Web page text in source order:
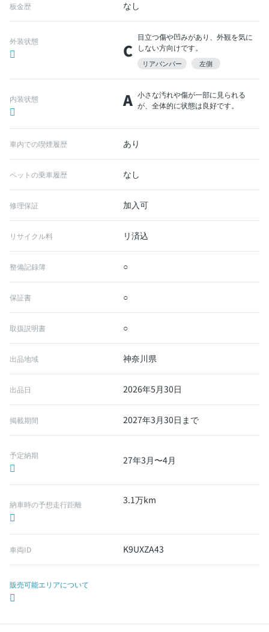
板金歴 なし
外装状態 C
目立つ傷や凹みがあり、外観を気に
しない方向けです。
リアバンパー 左側
内装状態 A 小さな汚れや傷が一部に見られる
が、全体的に状態は良好です。
車内での喫煙履歴 あり
ペットの乗車履歴 なし
修理保証 加入可
リサイクル料 リ済込
整備記録簿 ○
保証書 ○
取扱説明書 ○
出品地域 神奈川県
出品日 2026年5月30日
掲載期間 2027年3月30日まで
予定納期 27年3月〜4月
納車時の予想走行距離 3.1万km
車両ID K9UXZA43
販売可能エリアについて